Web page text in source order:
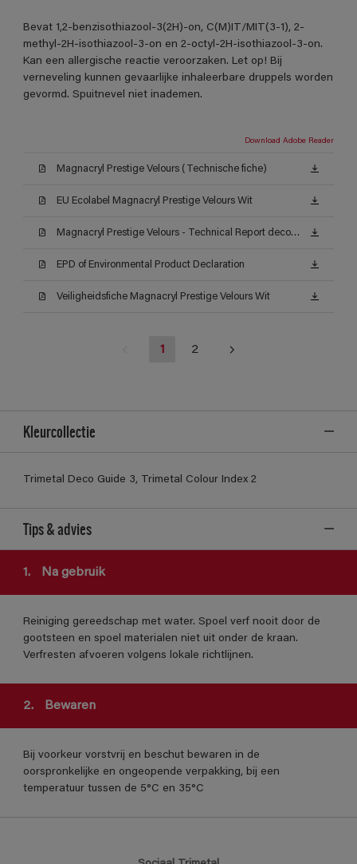
Bevat 1,2-benzisothiazool-3(2H)-on, C(M)IT/MIT(3-1), 2-
methyl-2H-isothiazool-3-on en 2-octyl-2H-isothiazool-3-on.
Kan een allergische reactie veroorzaken. Let op! Bij
verneveling kunnen gevaarlijke inhaleerbare druppels worden
gevormd. Spuitnevel niet inademen.
Download Adobe Reader
Magnacryl Prestige Velours (Technische fiche)
EU Ecolabel Magnacryl Prestige Velours Wit
Magnacryl Prestige Velours - Technical Report decontamineerbaarheid (Certificat)
EPD of Environmental Product Declaration
Veiligheidsfiche Magnacryl Prestige Velours Wit
1 2
Kleurcollectie
Trimetal Deco Guide 3, Trimetal Colour Index 2
Tips & advies
1. Na gebruik
Reiniging gereedschap met water. Spoel verf nooit door de
gootsteen en spoel materialen niet uit onder de kraan.
Verfresten afvoeren volgens lokale richtlijnen.
2. Bewaren
Bij voorkeur vorstvrij en beschut bewaren in de
oorspronkelijke en ongeopende verpakking, bij een
temperatuur tussen de 5°C en 35°C